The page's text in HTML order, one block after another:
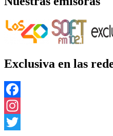
Exclusiva en las
Facebook
Instagram